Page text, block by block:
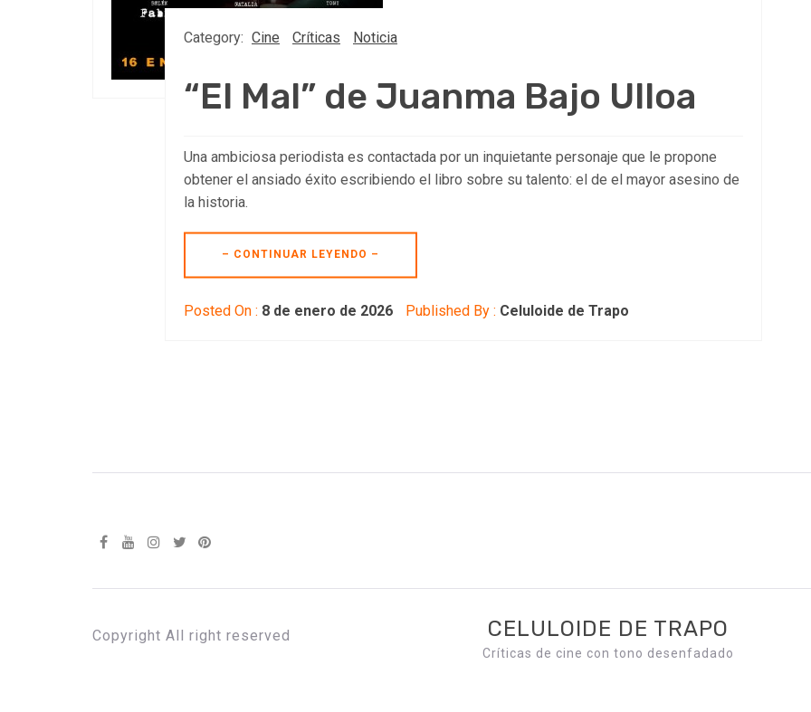
Category: Cine Críticas Noticia
“El Mal” de Juanma Bajo Ulloa
Una ambiciosa periodista es contactada por un inquietante personaje que le propone
obtener el ansiado éxito escribiendo el libro sobre su talento: el de el mayor asesino de
la historia.
– CONTINUAR LEYENDO –
Posted On : 8 de enero de 2026 Published By : Celuloide de Trapo
Copyright All right reserved CELULOIDE DE TRAPO
Críticas de cine con tono desenfadado